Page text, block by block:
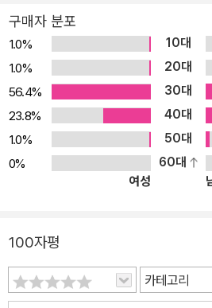
구매자 분포
1.0% 10대
1.0%
20대
56.4%
30대
23.8%
40대
1.0%
50대
0%
60대
여성
100자평
카테고리